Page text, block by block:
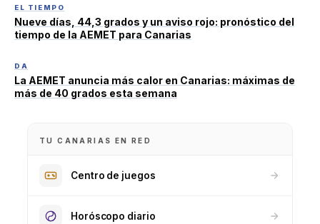
EL TIEMPO
Nueve días, 44,3 grados y un aviso rojo: pronóstico del
tiempo de la AEMET para Canarias
DA
La AEMET anuncia más calor en Canarias: máximas de
más de 40 grados esta semana
TU CANARIAS EN RED
Centro de juegos
Horóscopo diario